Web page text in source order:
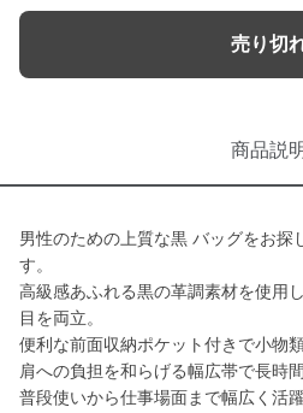
売り切
商品説
男性のための上質な黒 バッグをお探
す。
高級感あふれる黒の革調素材を使用
目を両立。
便利な前面収納ポケット付きで小物
肩への負担を和らげる幅広帯で長時
普段使いから仕事場面まで幅広く活